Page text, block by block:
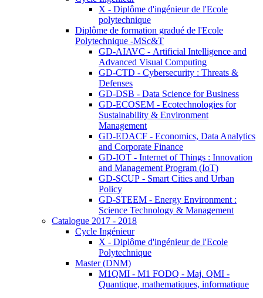
X - Diplôme d'ingénieur de l'Ecole
polytechnique
Diplôme de formation gradué de l'Ecole
Polytechnique -MSc&T
GD-AIAVC - Artificial Intelligence and
Advanced Visual Computing
GD-CTD - Cybersecurity : Threats &
Defenses
GD-DSB - Data Science for Business
GD-ECOSEM - Ecotechnologies for
Sustainability & Environment
Management
GD-EDACF - Economics, Data Analytics
and Corporate Finance
GD-IOT - Internet of Things : Innovation
and Management Program (IoT)
GD-SCUP - Smart Cities and Urban
Policy
GD-STEEM - Energy Environment :
Science Technology & Management
Catalogue 2017 - 2018
Cycle Ingénieur
X - Diplôme d'ingénieur de l'Ecole
Polytechnique
Master (DNM)
M1QMI - M1 FODQ - Maj. QMI -
Quantique, mathematiques, informatique